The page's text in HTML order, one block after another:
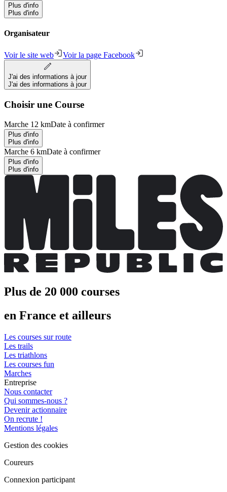
Plus d'info
Plus d'info
Organisateur
Voir le site web Voir la page Facebook
J'ai des informations à jour
J'ai des informations à jour
Choisir une Course
Marche 12 kmDate à confirmer
Plus d'info
Plus d'info
Marche 6 kmDate à confirmer
Plus d'info
Plus d'info
Plus de 20 000 courses
en France et ailleurs
Les courses sur route
Les trails
Les triathlons
Les courses fun
Marches
Entreprise
Nous contacter
Qui sommes-nous ?
Devenir actionnaire
On recrute !
Mentions légales
Gestion des cookies
Coureurs
Connexion participant